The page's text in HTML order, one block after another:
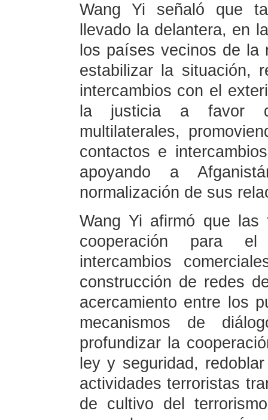
Wang Yi señaló que
llevado la delantera, en
los países vecinos de la
estabilizar la situación,
intercambios con el
la justicia a favor
multilaterales,
contactos e
apoyando a
normalización de sus
Wang Yi afirmó que las
cooperación para el
intercambios
construcción de redes
acercamiento entre los
mecanismos de
profundizar la
ley y seguridad,
actividades terroristas
de cultivo del